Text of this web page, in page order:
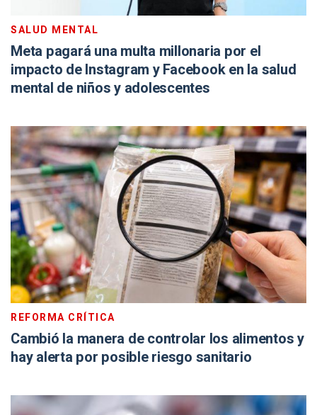
SALUD MENTAL
Meta pagará una multa millonaria por el
impacto de Instagram y Facebook en la salud
mental de niños y adolescentes
REFORMA CRÍTICA
Cambió la manera de controlar los alimentos y
hay alerta por posible riesgo sanitario